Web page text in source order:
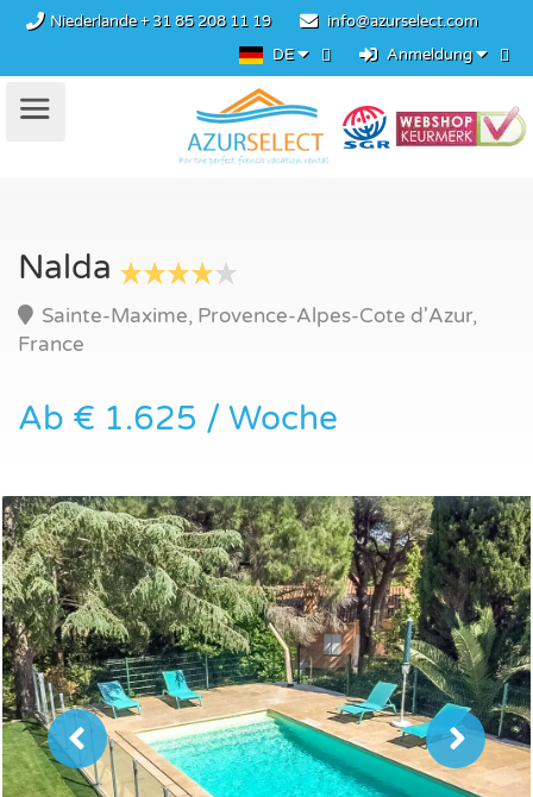
Niederlande+ 31 85 208 11 19
info@azurselect.com
DE
Anmeldung
Nalda
Sainte-Maxime, Provence-Alpes-Cote d'Azur,
France
Ab € 1.625 / Woche